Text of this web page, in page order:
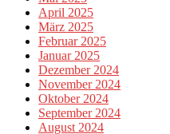
April 2025
März 2025
Februar 2025
Januar 2025
Dezember 2024
November 2024
Oktober 2024
September 2024
August 2024